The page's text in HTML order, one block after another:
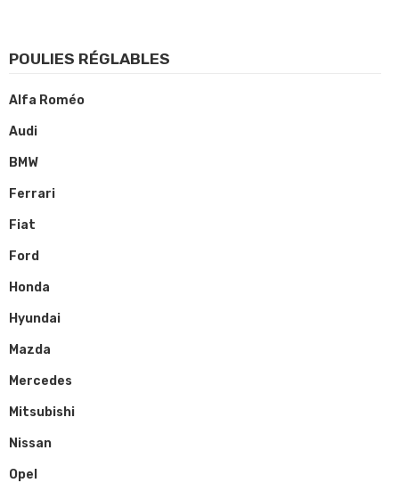
POULIES RÉGLABLES
Alfa Roméo
Audi
BMW
Ferrari
Fiat
Ford
Honda
Hyundai
Mazda
Mercedes
Mitsubishi
Nissan
Opel